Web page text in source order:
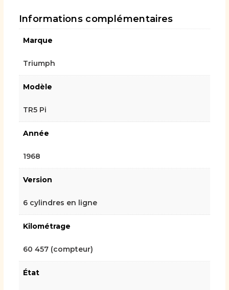
Informations complémentaires
Marque
Triumph
Modèle
TR5 Pi
Année
1968
Version
6 cylindres en ligne
Kilométrage
60 457 (compteur)
État